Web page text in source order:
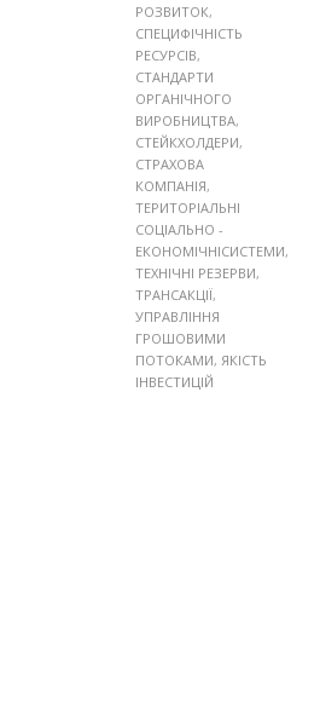
РОЗВИТОК,
СПЕЦИФІЧНІСТЬ
РЕСУРСІВ,
СТАНДАРТИ
ОРГАНІЧНОГО
ВИРОБНИЦТВА,
СТЕЙКХОЛДЕРИ,
СТРАХОВА
КОМПАНІЯ,
ТЕРИТОРІАЛЬНІ
СОЦІАЛЬНО -
ЕКОНОМІЧНІСИСТЕМИ,
ТЕХНІЧНІ РЕЗЕРВИ,
ТРАНСАКЦІЇ,
УПРАВЛІННЯ
ГРОШОВИМИ
ПОТОКАМИ, ЯКІСТЬ
ІНВЕСТИЦІЙ